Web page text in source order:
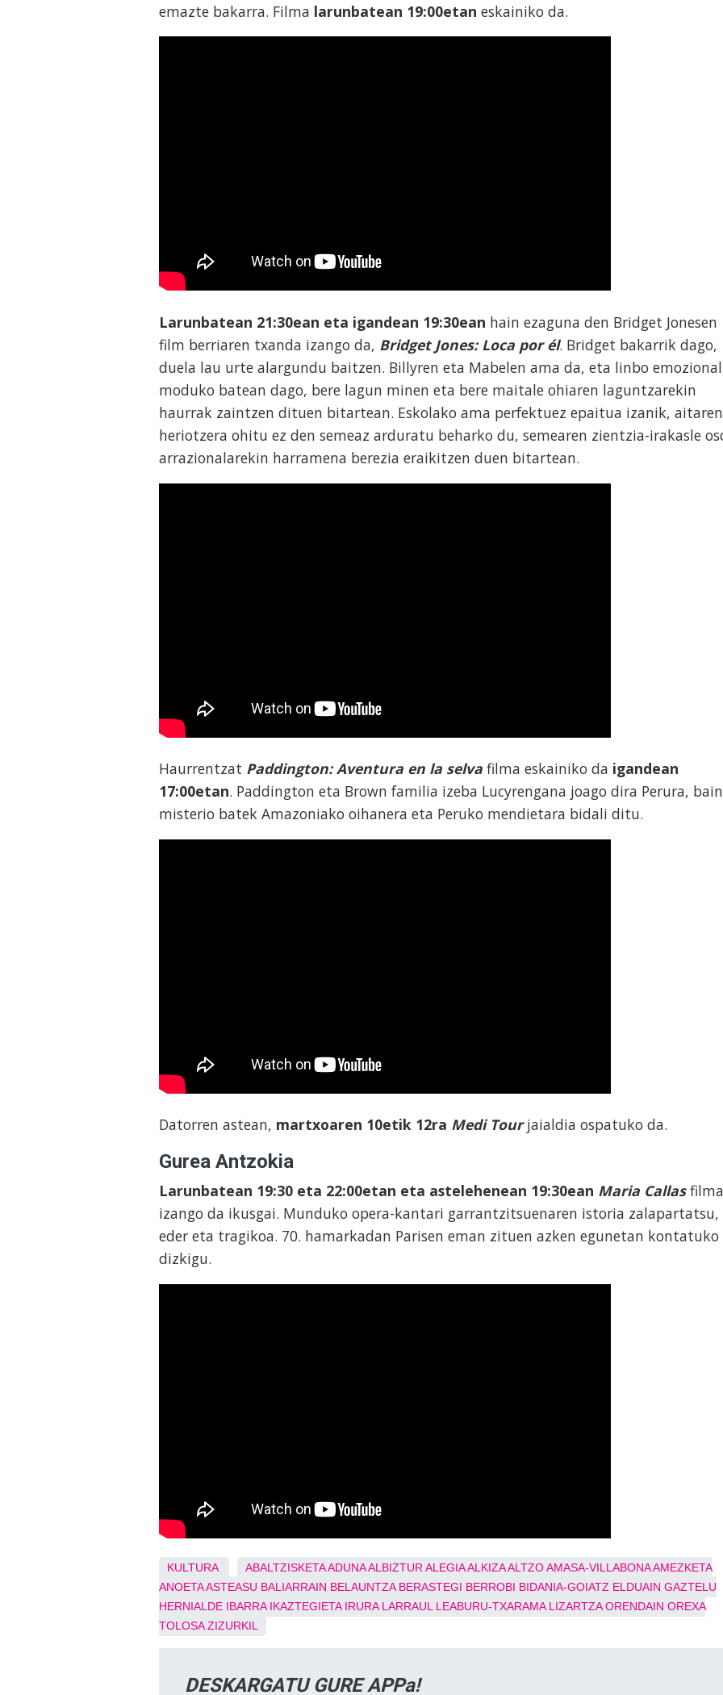
emazte bakarra. Filma larunbatean 19:00etan eskainiko da.
Larunbatean 21:30ean eta igandean 19:30ean hain ezaguna den Bridget Jonesen
film berriaren txanda izango da, Bridget Jones: Loca por él. Bridget bakarrik dago,
duela lau urte alargundu baitzen. Billyren eta Mabelen ama da, eta linbo emozional
moduko batean dago, bere lagun minen eta bere maitale ohiaren laguntzarekin
haurrak zaintzen dituen bitartean. Eskolako ama perfektuez epaitua izanik, aitaren
heriotzera ohitu ez den semeaz arduratu beharko du, semearen zientzia-irakasle
arrazionalarekin harramena berezia eraikitzen duen bitartean.
Haurrentzat Paddington: Aventura en la selva filma eskainiko da igandean
17:00etan. Paddington eta Brown familia izeba Lucyrengana joago dira Perura,
misterio batek Amazoniako oihanera eta Peruko mendietara bidali ditu.
Datorren astean, martxoaren 10etik 12ra Medi Tourjaialdia ospatuko da.
Gurea Antzokia
Larunbatean 19:30 eta 22:00etan eta astelehenean 19:30ean Maria Callasfilma
izango da ikusgai. Munduko opera-kantari garrantzitsuenaren istoria zalapartatsu,
eder eta tragikoa. 70. hamarkadan Parisen eman zituen azken egunetan kontatuko
dizkigu.
KULTURA ABALTZISKETAADUNAALBIZTUR ALEGIAALKIZAALTZOAMASA-VILLABONAAMEZKETA
ANOETAASTEASU BALIARRAIN BELAUNTZA BERASTEGI BERROBI BIDANIA-GOIATZ ELDUAIN GAZTELU
HERNIALDE IBARRA IKAZTEGIETA IRURA LARRAUL LEABURU-TXARAMA LIZARTZA ORENDAIN OREXA
TOLOSA ZIZURKIL
DESKARGATU GURE APPa!